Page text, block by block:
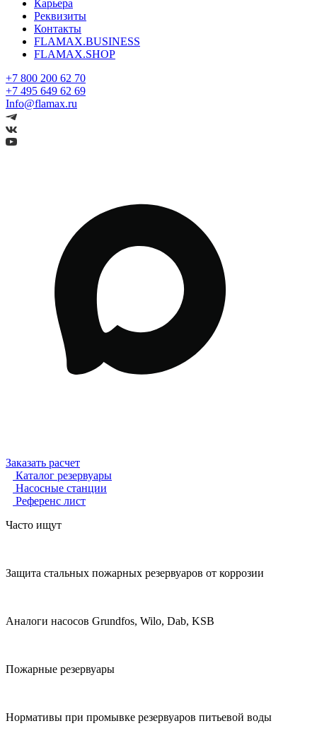
Карьера
Реквизиты
Контакты
FLAMAX.BUSINESS
FLAMAX.SHOP
+7 800 200 62 70
+7 495 649 62 69
Info@flamax.ru
Заказать расчет
Каталог резервуары
Насосные станции
Референс лист
Часто ищут
Защита стальных пожарных резервуаров от коррозии
Аналоги насосов Grundfos, Wilo, Dab, KSB
Пожарные резервуары
Нормативы при промывке резервуаров питьевой воды